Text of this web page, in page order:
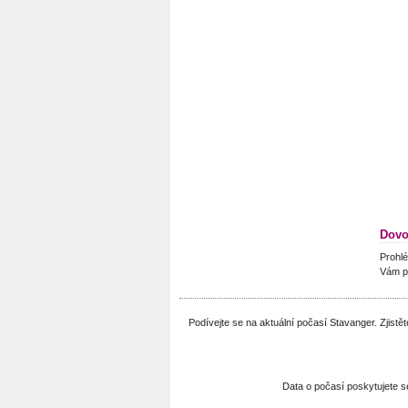
Vám
Podívejte se na aktuální počasí Stavanger.
Data o počasí poskytujete